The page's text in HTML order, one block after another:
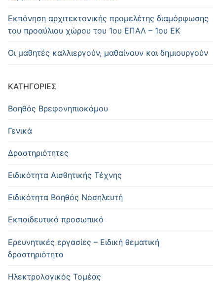
Εκπόνηση αρχιτεκτονικής προμελέτης διαμόρφωσης
του προαύλιου χώρου του 1ου ΕΠΑΛ – 1ου ΕΚ
Οι μαθητές καλλιεργούν, μαθαίνουν και δημιουργούν
KΑΤΗΓΟΡΊΕΣ
Βοηθός Βρεφονηπιοκόμου
Γενικά
Δραστηριότητες
Ειδικότητα Αισθητικής Τέχνης
Ειδικότητα Βοηθός Νοσηλευτή
Εκπαιδευτικό προσωπικό
Ερευνητικές εργασίες – Ειδική θεματική
δραστηριότητα
Ηλεκτρολογικός Τομέας